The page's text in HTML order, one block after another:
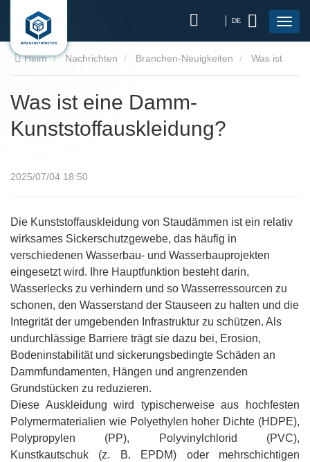
DE
Heim Nachrichten Branchen-Neuigkeiten
Was ist eine Damm-
Kunststoffauskleidung?
2025/07/04 18:50
Die Kunststoffauskleidung von Staudämmen ist ein relativ
wirksames Sickerschutzgewebe, das häufig in
verschiedenen Wasserbau- und Wasserbauprojekten
eingesetzt wird. Ihre Hauptfunktion besteht darin,
Wasserlecks zu verhindern und so Wasserressourcen zu
schonen, den Wasserstand der Stauseen zu halten und die
Integrität der umgebenden Infrastruktur zu schützen. Als
undurchlässige Barriere trägt sie dazu bei, Erosion,
Bodeninstabilität und sickerungsbedingte Schäden an
Dammfundamenten, Hängen und angrenzenden
Grundstücken zu reduzieren.
Diese Auskleidung wird typischerweise aus hochfesten
Polymermaterialien wie Polyethylen hoher Dichte (HDPE),
Polypropylen (PP), Polyvinylchlorid (PVC),
Kunstkautschuk (z. B. EPDM) oder mehrschichtigen